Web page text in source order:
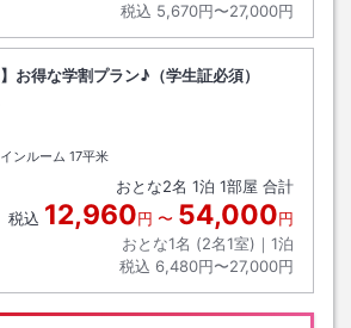
税込 5,670円〜27,000円
お得な学割プラン♪（学生証必須）
クアウト
ンルーム 17平米
おとな2名 1泊 1部屋 合計
税込 12,960円 〜 54,000円
おとな1名 (2名1室)｜ 1泊
税込 6,480円〜27,000円